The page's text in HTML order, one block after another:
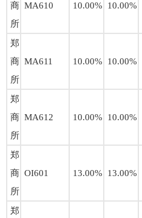
商
所
MA610 10.00% 10.00%
郑
商
所
MA611 10.00% 10.00%
郑
商
所
MA612 10.00% 10.00%
郑
商
所
OI601 13.00% 13.00%
郑